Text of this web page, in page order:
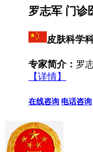
罗志军 门诊
皮肤科学
专家简介： 罗
【详情】
在线咨询 电话咨询